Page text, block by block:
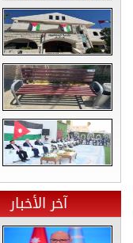
آخر الأخبار